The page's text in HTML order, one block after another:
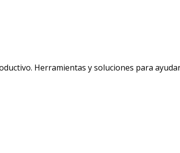
Herramientas y soluciones para